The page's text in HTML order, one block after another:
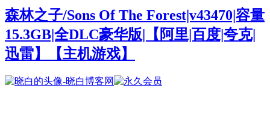
森林之子/Sons Of The Forest|v43470|容量
15.3GB|全DLC豪华版|【阿里|百度|夸克|
迅雷】
【主机游戏】